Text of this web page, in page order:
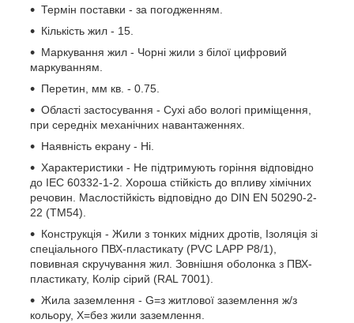
Термін поставки - за погодженням.
Кількість жил - 15.
Маркування жил - Чорні жили з білої цифровий
маркуванням.
Перетин, мм кв. - 0.75.
Області застосування - Сухі або вологі приміщення,
при середніх механічних навантаженнях.
Наявність екрану - Ні.
Характеристики - Не підтримують горіння відповідно
до IEC 60332-1-2. Хороша стійкість до впливу хімічних
речовин. Маслостійкість відповідно до DIN EN 50290-2-
22 (TM54).
Конструкція - Жили з тонких мідних дротів, Ізоляція зі
спеціального ПВХ-пластикату (PVC LAPP P8/1),
повивная скручування жил. Зовнішня оболонка з ПВХ-
пластикату, Колір сірий (RAL 7001).
Жила заземлення - G=з житлової заземлення ж/з
кольору, Х=без жили заземлення.